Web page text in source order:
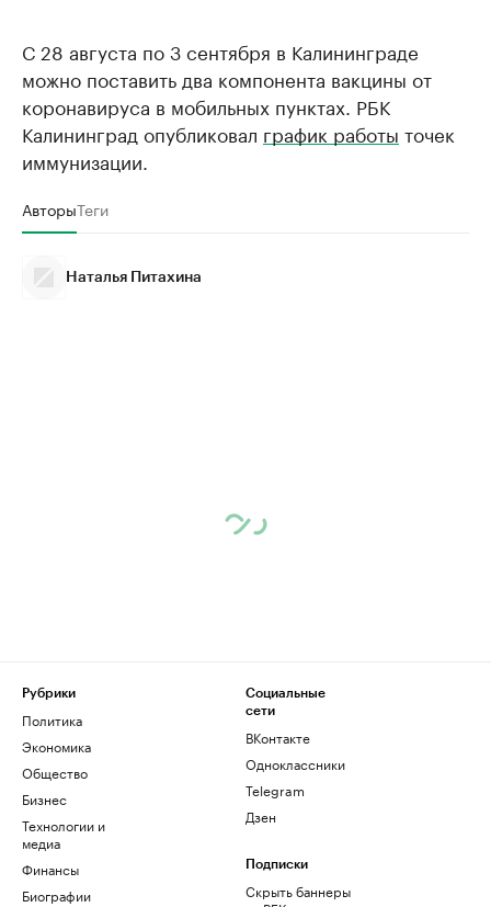
С 28 августа по 3 сентября в Калининграде
можно поставить два компонента вакцины от
коронавируса в мобильных пунктах. РБК
Калининград опубликовал график работы точек
иммунизации.
АвторыТеги
Наталья Питахина
Рубрики
Политика
Экономика
Общество
Бизнес
Технологии и
медиа
Финансы
Биографии
Социальные
сети
ВКонтакте
Одноклассники
Telegram
Дзен
Подписки
Скрыть баннеры